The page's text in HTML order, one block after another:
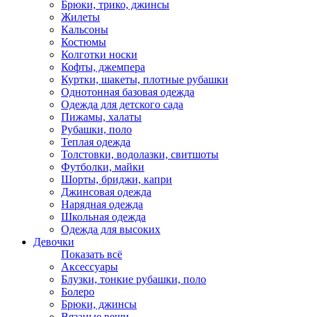
Брюки, трико, джинсы
Жилеты
Кальсоны
Костюмы
Колготки носки
Кофты, джемпера
Куртки, шакеты, плотные рубашки
Однотонная базовая одежда
Одежда для детского сада
Пижамы, халаты
Рубашки, поло
Теплая одежда
Толстовки, водолазки, свитшоты
Футболки, майки
Шорты, бриджи, капри
Джинсовая одежда
Нарядная одежда
Школьная одежда
Одежда для высоких
Девочки
Показать всё
Аксессуары
Блузки, тонкие рубашки, поло
Болеро
Брюки, джинсы